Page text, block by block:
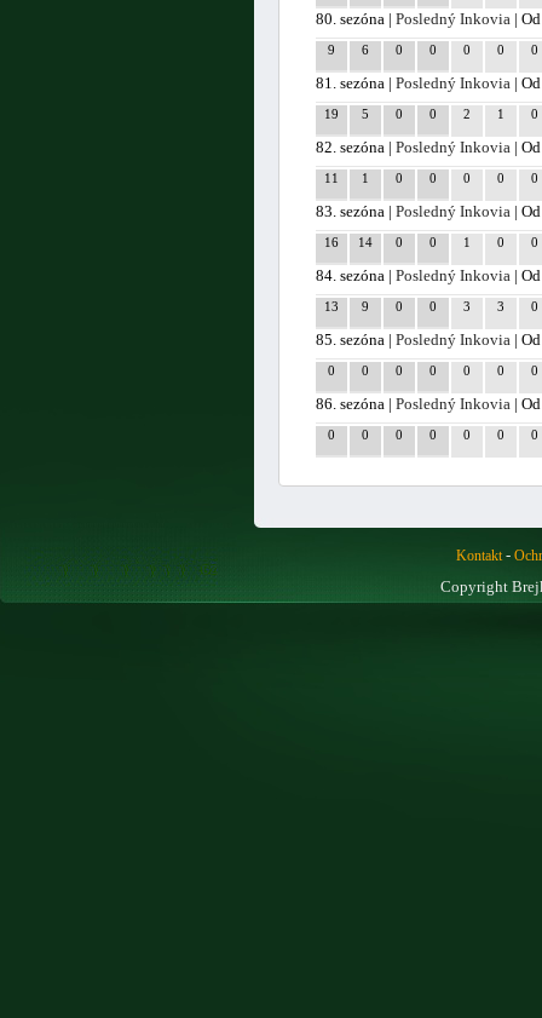
80. sezóna |Posledný Inkovia |
9 6 0 0 0 0 0
81. sezóna |Posledný Inkovia |
19 5 0 0 2 1 0
82. sezóna |Posledný Inkovia |
11 1 0 0 0 0 0
83. sezóna |Posledný Inkovia |
16 14 0 0 1 0 0
84. sezóna |Posledný Inkovia |
13 9 0 0 3 3 0
85. sezóna |Posledný Inkovia |
0 0 0 0 0 0 0
86. sezóna |Posledný Inkovia |
0 0 0 0 0 0 0
Kontakt-
Copyright